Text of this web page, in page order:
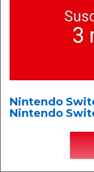
Nintendo
Nintendo